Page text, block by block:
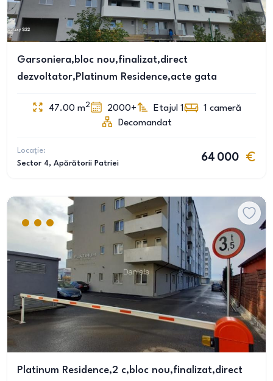
Garsoniera,bloc nou,finalizat,direct
dezvoltator,Platinum Residence,acte gata
47.00 m2 2000+ Etajul 1 1 cameră
Decomandat
Locație:
Sector 4, Apărătorii Patriei
64 000
Platinum Residence,2 c,bloc nou,finalizat,direct